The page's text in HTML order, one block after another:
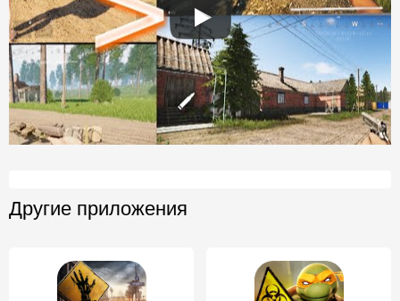
Другие приложения